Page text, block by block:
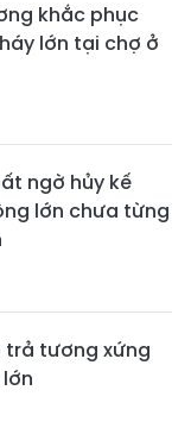
khắc phục
lớn tại chợ ở
ngờ hủy kế
lớn chưa từng
tương xứng